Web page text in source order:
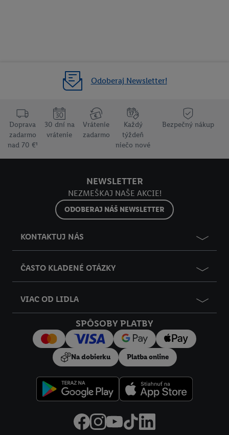
Odoberaj Newsletter!
Doprava
zadarmo
nad 70 €¹
30 dní na
vrátenie
Vrátenie
zadarmo
Každý
týždeň
niečo nové
Bezpečný nákup
NEWSLETTER
NEZMEŠKAJ NAŠE AKCIE!
ODOBERAJ NÁŠ NEWSLETTER
KONTAKTUJ NÁS
ČASTO KLADENÉ OTÁZKY
VIAC OD LIDLA
SPÔSOBY PLATBY
Na dobierku Platba online